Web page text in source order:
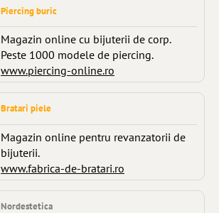
Piercing buric
Magazin online cu bijuterii de corp.
Peste 1000 modele de piercing.
www.piercing-online.ro
Bratari piele
Magazin online pentru revanzatorii de
bijuterii.
www.fabrica-de-bratari.ro
Nordestetica